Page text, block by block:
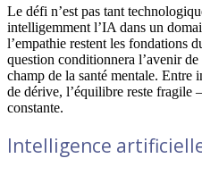
Le défi n’est pas tant
intelligemment l’IA dans un
l’empathie restent les fondations
question conditionnera l’avenir
champ de la santé mentale. Entre
de dérive, l’équilibre reste
constante.
Intelligence